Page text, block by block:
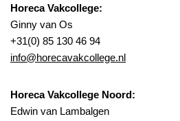
Horeca Vakcollege:
Ginny van Os
+31(0) 85 130 46 94
info@horecavakcollege.nl
Horeca Vakcollege Noord:
Edwin van Lambalgen